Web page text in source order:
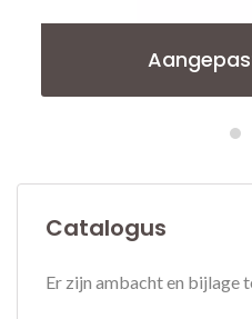
Catalogus
Er zijn ambacht en bijlage